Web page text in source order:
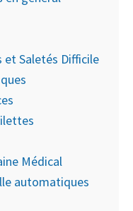
et Saletés Difficile
Médical
automatiques